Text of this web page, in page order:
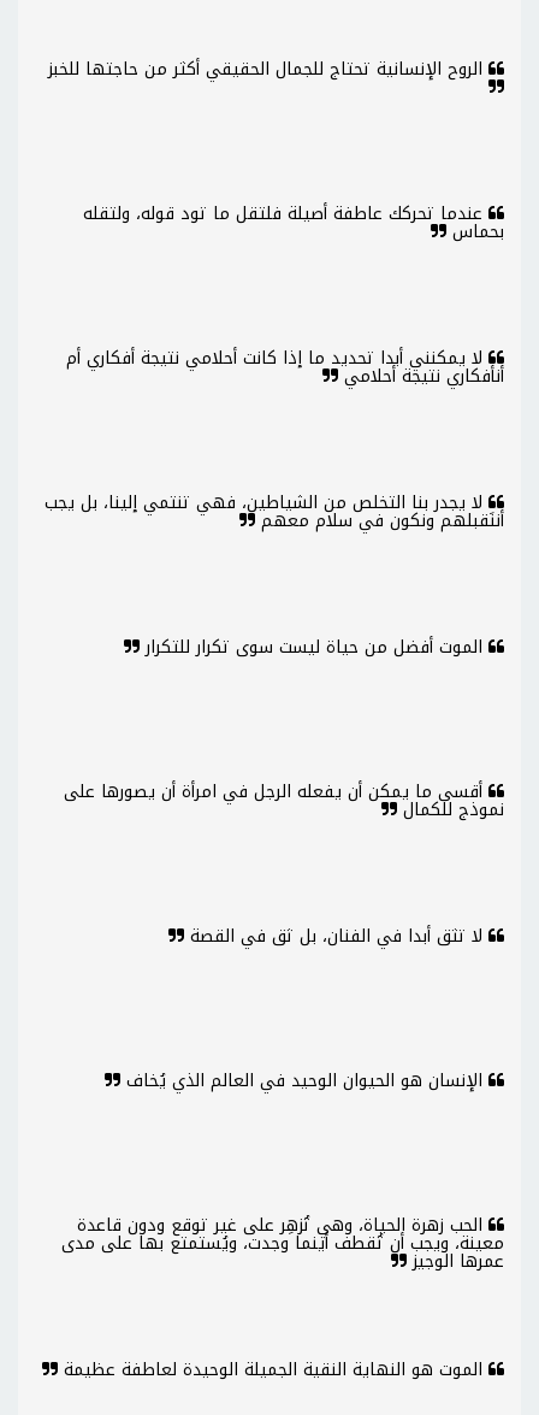
الروح الإنسانية تحتاج للجمال الحقيقي أكثر من حاجتها للخبز
عندما تحركك عاطفة أصيلة فلتقل ما تود قوله، ولتقله
بحماس
لا يمكنني أبدا تحديد ما إذا كانت أحلامي نتيجة أفكاري أم
أنأفكاري نتيجة أحلامي
لا يجدر بنا التخلص من الشياطين، فهي تنتمي إلينا، بل يجب
أننَقبلهم ونكون في سلام معهم
الموت أفضل من حياة ليست سوى تكرار للتكرار
أقسى ما يمكن أن يفعله الرجل في امرأة أن يصورها على
نموذج للكمال
لا تثق أبدا في الفنان، بل ثق في القصة
الإنسان هو الحيوان الوحيد في العالم الذي يُخاف
الحب زهرة الحياة، وهي تُزهِر على غير توقع ودون قاعدة
معينة، ويجب أن تُقطف أينما وجدت، ويُستمتع بها على مدى
عمرها الوجيز
الموت هو النهاية النقية الجميلة الوحيدة لعاطفة عظيمة